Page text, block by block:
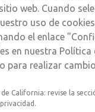
web. Cuando
uso de
el enlace
en nuestra
para realizar
de California: revise la